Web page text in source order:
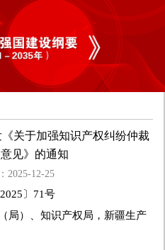
关于加强知识产权纠纷仲裁
见》的通知
2025-12-25
〕71号
局）、知识产权局，新疆生产